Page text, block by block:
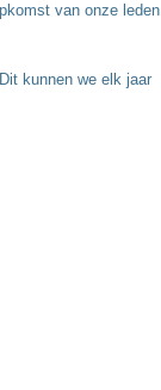
van onze leden
kunnen we elk jaar